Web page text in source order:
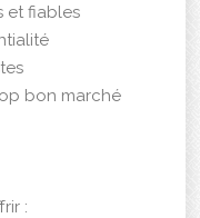
et fiables
bon marché
: